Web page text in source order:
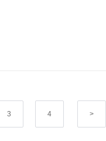
3 4 >